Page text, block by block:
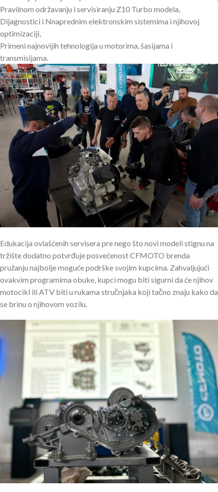
Pravilnom održavanju i servisiranju Z10 Turbo modela,
Dijagnostici i Nnaprednim elektronskim sistemima i njihovoj
optimizaciji,
Primeni najnovijih tehnologija u motorima, šasijama i
transmisijama.
Edukacija ovlašćenih servisera pre nego što novi modeli stignu na
tržište dodatno potvrđuje posvećenost CFMOTO brenda
pružanju najbolje moguće podrške svojim kupcima. Zahvaljujući
ovakvim programima obuke, kupci mogu biti sigurni da će njihov
motocikl ili ATV biti u rukama stručnjaka koji tačno znaju kako da
se brinu o njihovom vozilu.